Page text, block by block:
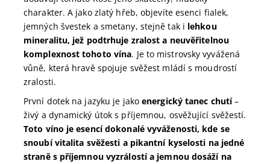
charakter. A jako zlatý hřeb, objevíte esenci fialek,
jemných švestek a smetany, stejně tak i lehkou
mineralitu, jež podtrhuje zralost a neuvěřitelnou
komplexnost tohoto vína. Je to mistrovsky vyvážená
vůně, která hravě spojuje svěžest mládí s moudrostí
zralosti.
První dotek na jazyku je jako energický tanec chutí–
živý a dynamický útok s příjemnou, osvěžující svěžestí.
Toto víno je esencí dokonalé vyváženosti, kde se
snoubí vitalita svěžesti a pikantní kyselosti na jedné
straně s příjemnou vyzrálostí a jemnou dosáží na